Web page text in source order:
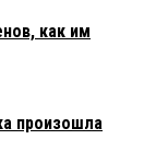
как им
произошла